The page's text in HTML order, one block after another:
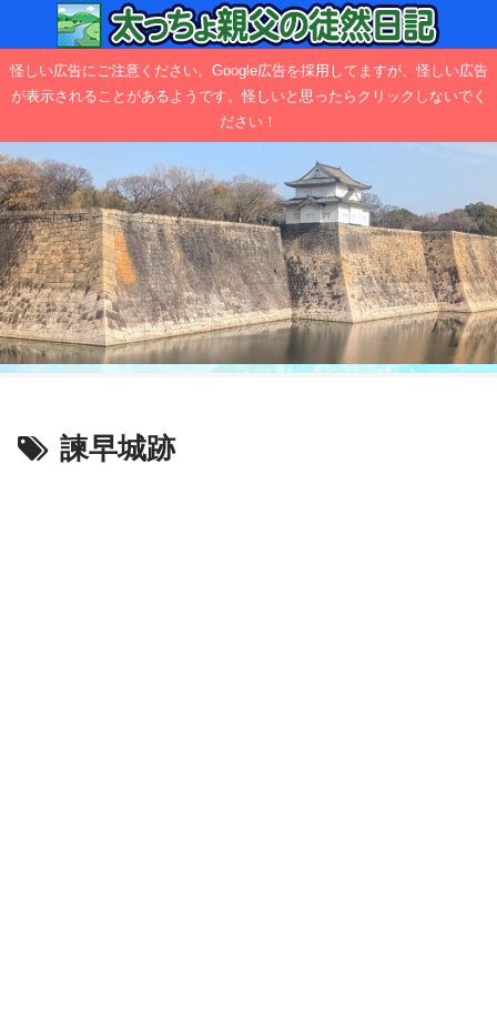
怪しい広告にご注意ください。Google広告を採用してますが、怪しい広告
が表示されることがあるようです。怪しいと思ったらクリックしないでく
ださい！
諫早城跡